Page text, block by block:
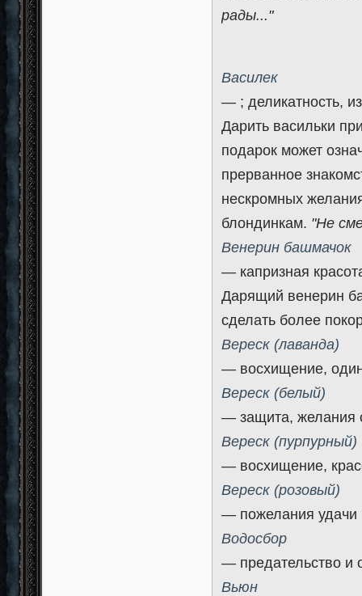
рады..."
Василек
— ; деликатность,
Дарить васильки
подарок может
прерванное
нескромных
блондинкам. "Не
Венерин башмачок
— капризная
Дарящий венерин
сделать более
Вереск (лаванда)
— восхищение,
Вереск (белый)
— защита, желания
Вереск (пурпурный)
— восхищение,
Вереск (розовый)
— пожелания удачи
Водосбор
— предательство и
Вьюн